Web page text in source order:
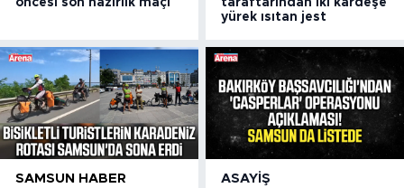
yürek ısıtan jest
SAMSUN HABER ASAYIŞ